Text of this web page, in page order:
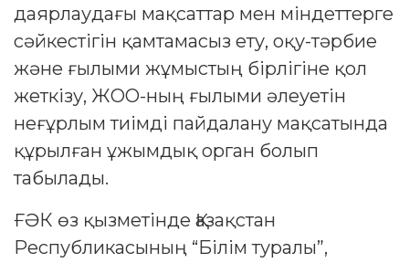
даярлаудағы мақсаттар мен міндеттерге
сәйкестігін қамтамасыз ету, оқу-тәрбие
және ғылыми жұмыстың бірлігіне қол
жеткізу, ЖОО-ның ғылыми әлеуетін
неғұрлым тиімді пайдалану мақсатында
құрылған ұжымдық орган болып
табылады.
ҒӘК өз қызметінде Қазақстан
Республикасының “Білім туралы”,